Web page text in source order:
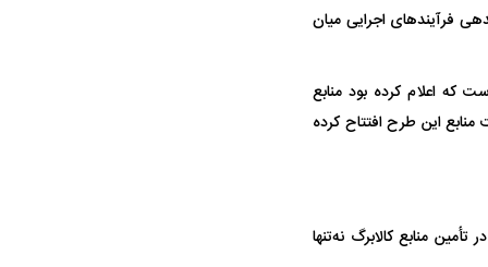
فرآیند‌های اجرایی میان
که اعلام کرده بود منابع
این طرح افتتاح کرده
نقش بانک مرکزی در تأمین منابع کالابرگ نه‌تنها